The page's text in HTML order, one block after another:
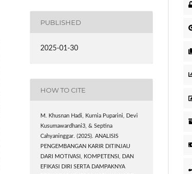
PUBLISHED
2025-01-30
HOW TO CITE
M. Khusnan Hadi, Kurnia Puparini, Devi
Kusumawardhani3, & Septina
Cahyaninggar. (2025). ANALISIS
PENGEMBANGAN KARIR DITINJAU
DARI MOTIVASI, KOMPETENSI, DAN
EFIKASI DIRI SERTA DAMPAKNYA